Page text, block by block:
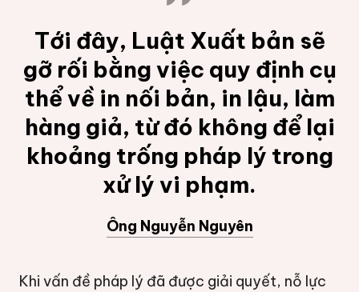
Tới đây, Luật Xuất bản sẽ
gỡ rối bằng việc quy định cụ
thể về in nối bản, in lậu, làm
hàng giả, từ đó không để lại
khoảng trống pháp lý trong
xử lý vi phạm.
Ông Nguyễn Nguyên
Khi vấn đề pháp lý đã được giải quyết, nỗ lực